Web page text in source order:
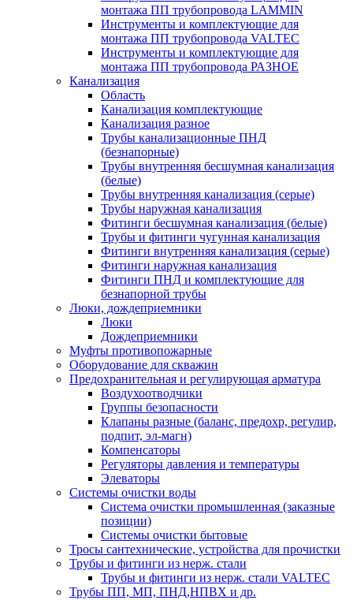
монтажа ПП трубопровода LAMMIN
Инструменты и комплектующие для
монтажа ПП трубопровода VALTEC
Инструменты и комплектующие для
монтажа ПП трубопровода РАЗНОЕ
Канализация
Область
Канализация комплектующие
Канализация разное
Трубы канализационные ПНД
(безнапорные)
Трубы внутренняя бесшумная канализация
(белые)
Трубы внутренняя канализация (серые)
Трубы наружная канализация
Фитинги бесшумная канализация (белые)
Трубы и фитинги чугунная канализация
Фитинги внутренняя канализация (серые)
Фитинги наружная канализация
Фитинги ПНД и комплектующие для
безнапорной трубы
Люки, дождеприемники
Люки
Дождеприемники
Муфты противопожарные
Оборудование для скважин
Предохранительная и регулирующая арматура
Воздухоотводчики
Группы безопасности
Клапаны разные (баланс, предохр, регулир,
подпит, эл-магн)
Компенсаторы
Регуляторы давления и температуры
Элеваторы
Системы очистки воды
Система очистки промышленная (заказные
позиции)
Системы очистки бытовые
Тросы сантехнические, устройства для прочистки
Трубы и фитинги из нерж. стали
Трубы и фитинги из нерж. стали VALTEC
Трубы ПП, МП, ПНД,НПВХ и др.